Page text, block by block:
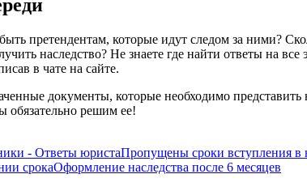
претендентам, которые идут следом за ними?
наследство? Не знаете где найти ответы на
в чате на сайте.
документы, которые необходимо
обязательно решим ее!
- Ответы юристаПропущены сроки вступления в
срокаОформление наследства после 6 месяцев